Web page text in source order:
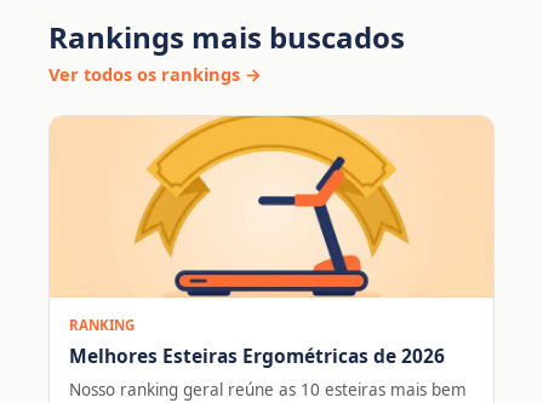
Rankings mais buscados
Ver todos os rankings →
RANKING
Melhores Esteiras Ergométricas de 2026
Nosso ranking geral reúne as 10 esteiras mais bem